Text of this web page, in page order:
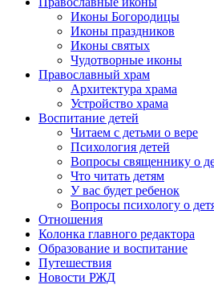
Иконы Богородицы
Иконы праздников
Иконы святых
Чудотворные иконы
Православный храм
Архитектура храма
Устройство храма
Воспитание детей
Читаем с детьми о вере
Психология детей
Вопросы священнику о
Что читать детям
У вас будет ребенок
Вопросы психологу о
Отношения
Колонка главного редактора
Образование и воспитание
Путешествия
Новости РЖД